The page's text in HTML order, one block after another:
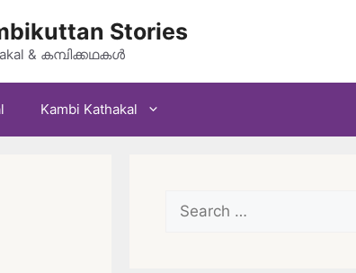
Stories
& കമ്പിക്കഥകൾ
Kambi Kathakal
Search
for: